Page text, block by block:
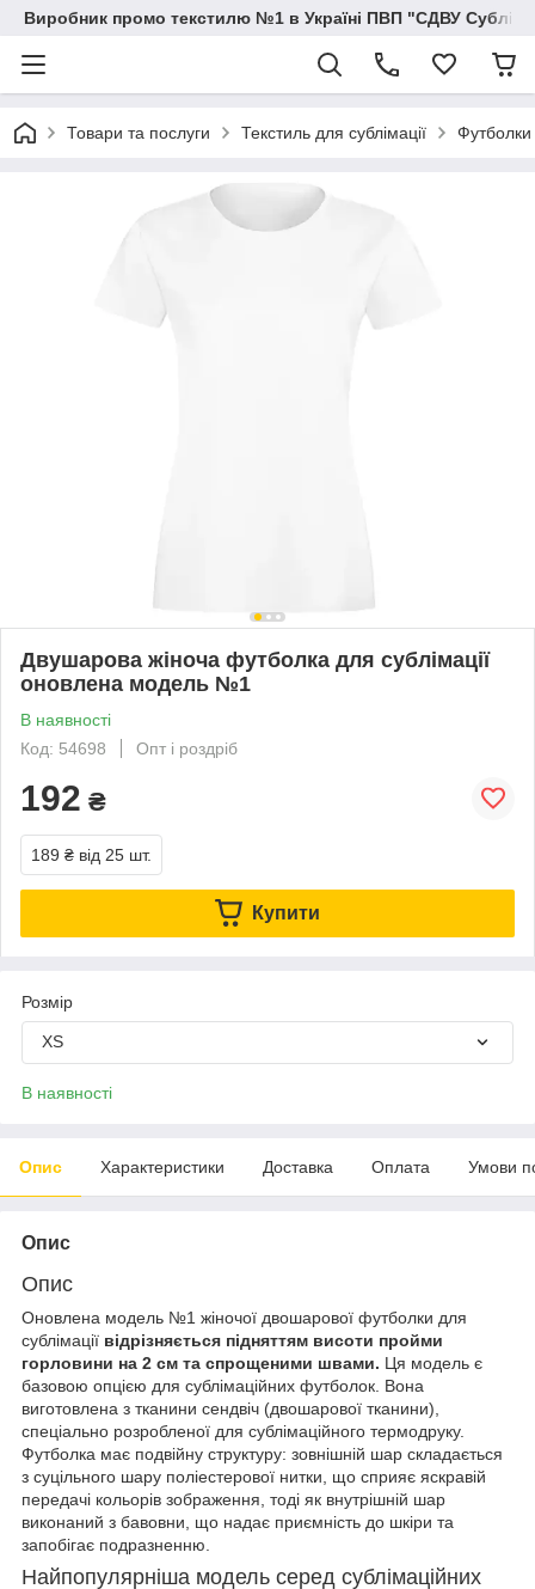
Виробник промо текстилю №1 в Україні ПВП "СДВУ
Товари та послуги Текстиль для сублімації Футболки
Двушарова жіноча футболка для сублімації
оновлена модель №1
В наявності
Код: 54698
Опт і роздріб
192 ₴
189 ₴ від 25 шт.
Купити
Розмір
XS
В наявності
Опис Характеристики Доставка Оплата Умови
Опис
Опис
Оновлена модель №1 жіночої двошарової футболки для
сублімації відрізняється підняттям висоти пройми
горловини на 2 см та спрощеними швами. Ця модель є
базовою опцією для сублімаційних футболок. Вона
виготовлена з тканини сендвіч (двошарової тканини),
спеціально розробленої для сублімаційного термодруку.
Футболка має подвійну структуру: зовнішній шар складається
з суцільного шару поліестерової нитки, що сприяє яскравій
передачі кольорів зображення, тоді як внутрішній шар
виконаний з бавовни, що надає приємність до шкіри та
запобігає подразненню.
Найпопулярніша модель серед сублімаційних